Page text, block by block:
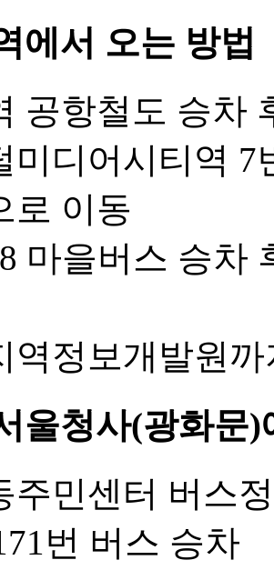
에서 오는 방법
공항철도 승차
미디어시티역 7
로 이동
마을버스 승차
역정보개발원
울청사(광화문)
주민센터 버스
번 버스 승차